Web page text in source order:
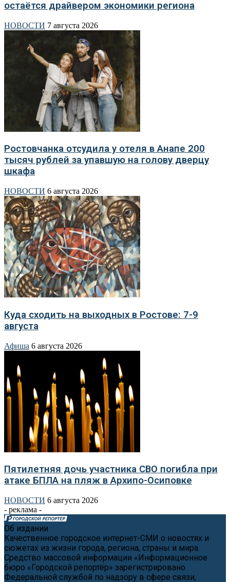
остаётся драйвером экономики региона
НОВОСТИ 7 августа 2026
Ростовчанка отсудила у отеля в Анапе 200
тысяч рублей за упавшую на голову дверцу
шкафа
НОВОСТИ 6 августа 2026
Куда сходить на выходных в Ростове: 7-9
августа
Афиша 6 августа 2026
Пятилетняя дочь участника СВО погибла при
атаке БПЛА на пляж в Архипо-Осиповке
НОВОСТИ 6 августа 2026
- реклама -
Об издании
Качественное городское интернет-СМИ о новостях и
сюжетах из жизни города, региона, страны и мира.
Средство массовой информации «Информационное
бюро «Городской репортёр» зарегистрировано
Федеральной службой по надзору в сфере связи,